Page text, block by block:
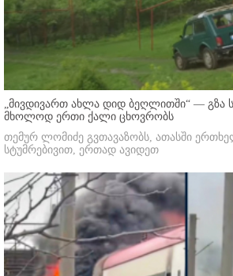
„მივდივართ ახლა დიდ ბეღლითში“ — გზა
მხოლოდ ერთი ქალი ცხოვრობს
თემურ ლომიძე გვთავაზობს, ათასში
სტუმრებივით, ერთად ავიდეთ